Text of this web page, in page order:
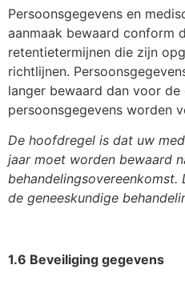
Persoonsgegevens en
aanmaak bewaard conform
retentietermijnen die zijn
richtlijnen.
langer bewaard dan voor
persoonsgegevens worden
De hoofdregel is dat uw
jaar moet worden bewaard
de geneeskundige
1.6 Beveiliging gegevens